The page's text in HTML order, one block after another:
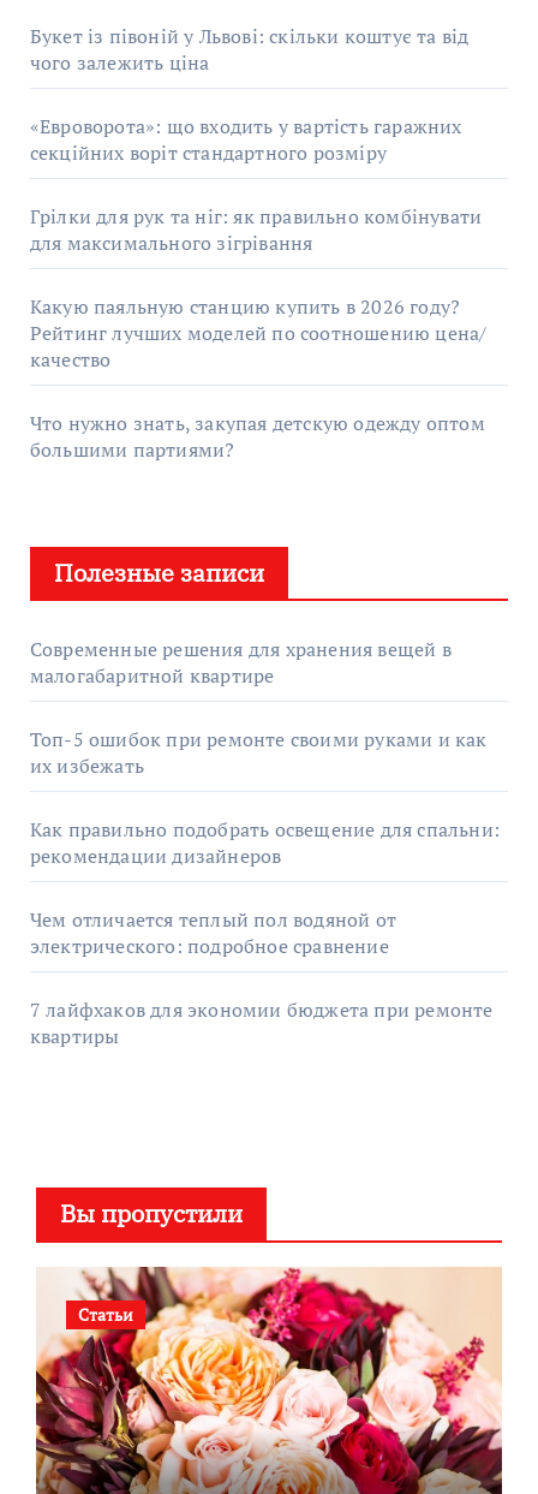
Букет із півоній у Львові: скільки коштує та від
чого залежить ціна
«Евроворота»: що входить у вартість гаражних
секційних воріт стандартного розміру
Грілки для рук та ніг: як правильно комбінувати
для максимального зігрівання
Какую паяльную станцию купить в 2026 году?
Рейтинг лучших моделей по соотношению цена/
качество
Что нужно знать, закупая детскую одежду оптом
большими партиями?
Полезные записи
Современные решения для хранения вещей в
малогабаритной квартире
Топ-5 ошибок при ремонте своими руками и как
их избежать
Как правильно подобрать освещение для спальни:
рекомендации дизайнеров
Чем отличается теплый пол водяной от
электрического: подробное сравнение
7 лайфхаков для экономии бюджета при ремонте
квартиры
Вы пропустили
Статьи